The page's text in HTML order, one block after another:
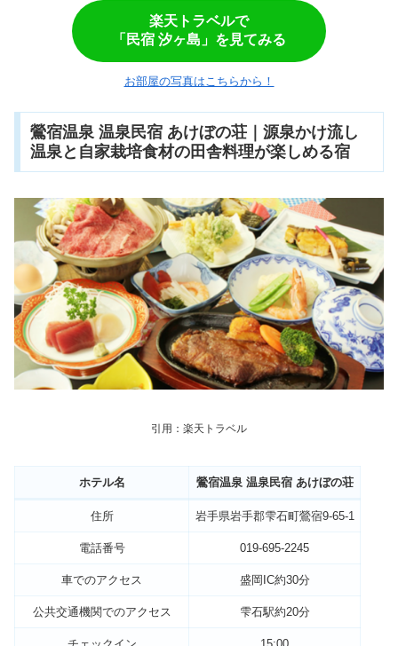
楽天トラベルで
「民宿 汐ヶ島」を見てみる
お部屋の写真はこちらから！
鶯宿温泉 温泉民宿 あけぼの荘｜源泉かけ流し
温泉と自家栽培食材の田舎料理が楽しめる宿
引用：楽天トラベル
ホテル名 鶯宿温泉 温泉民宿 あけぼの荘
住所 岩手県岩手郡雫石町鶯宿9-65-1
電話番号 019-695-2245
車でのアクセス 盛岡IC約30分
公共交通機関でのアクセス 雫石駅約20分